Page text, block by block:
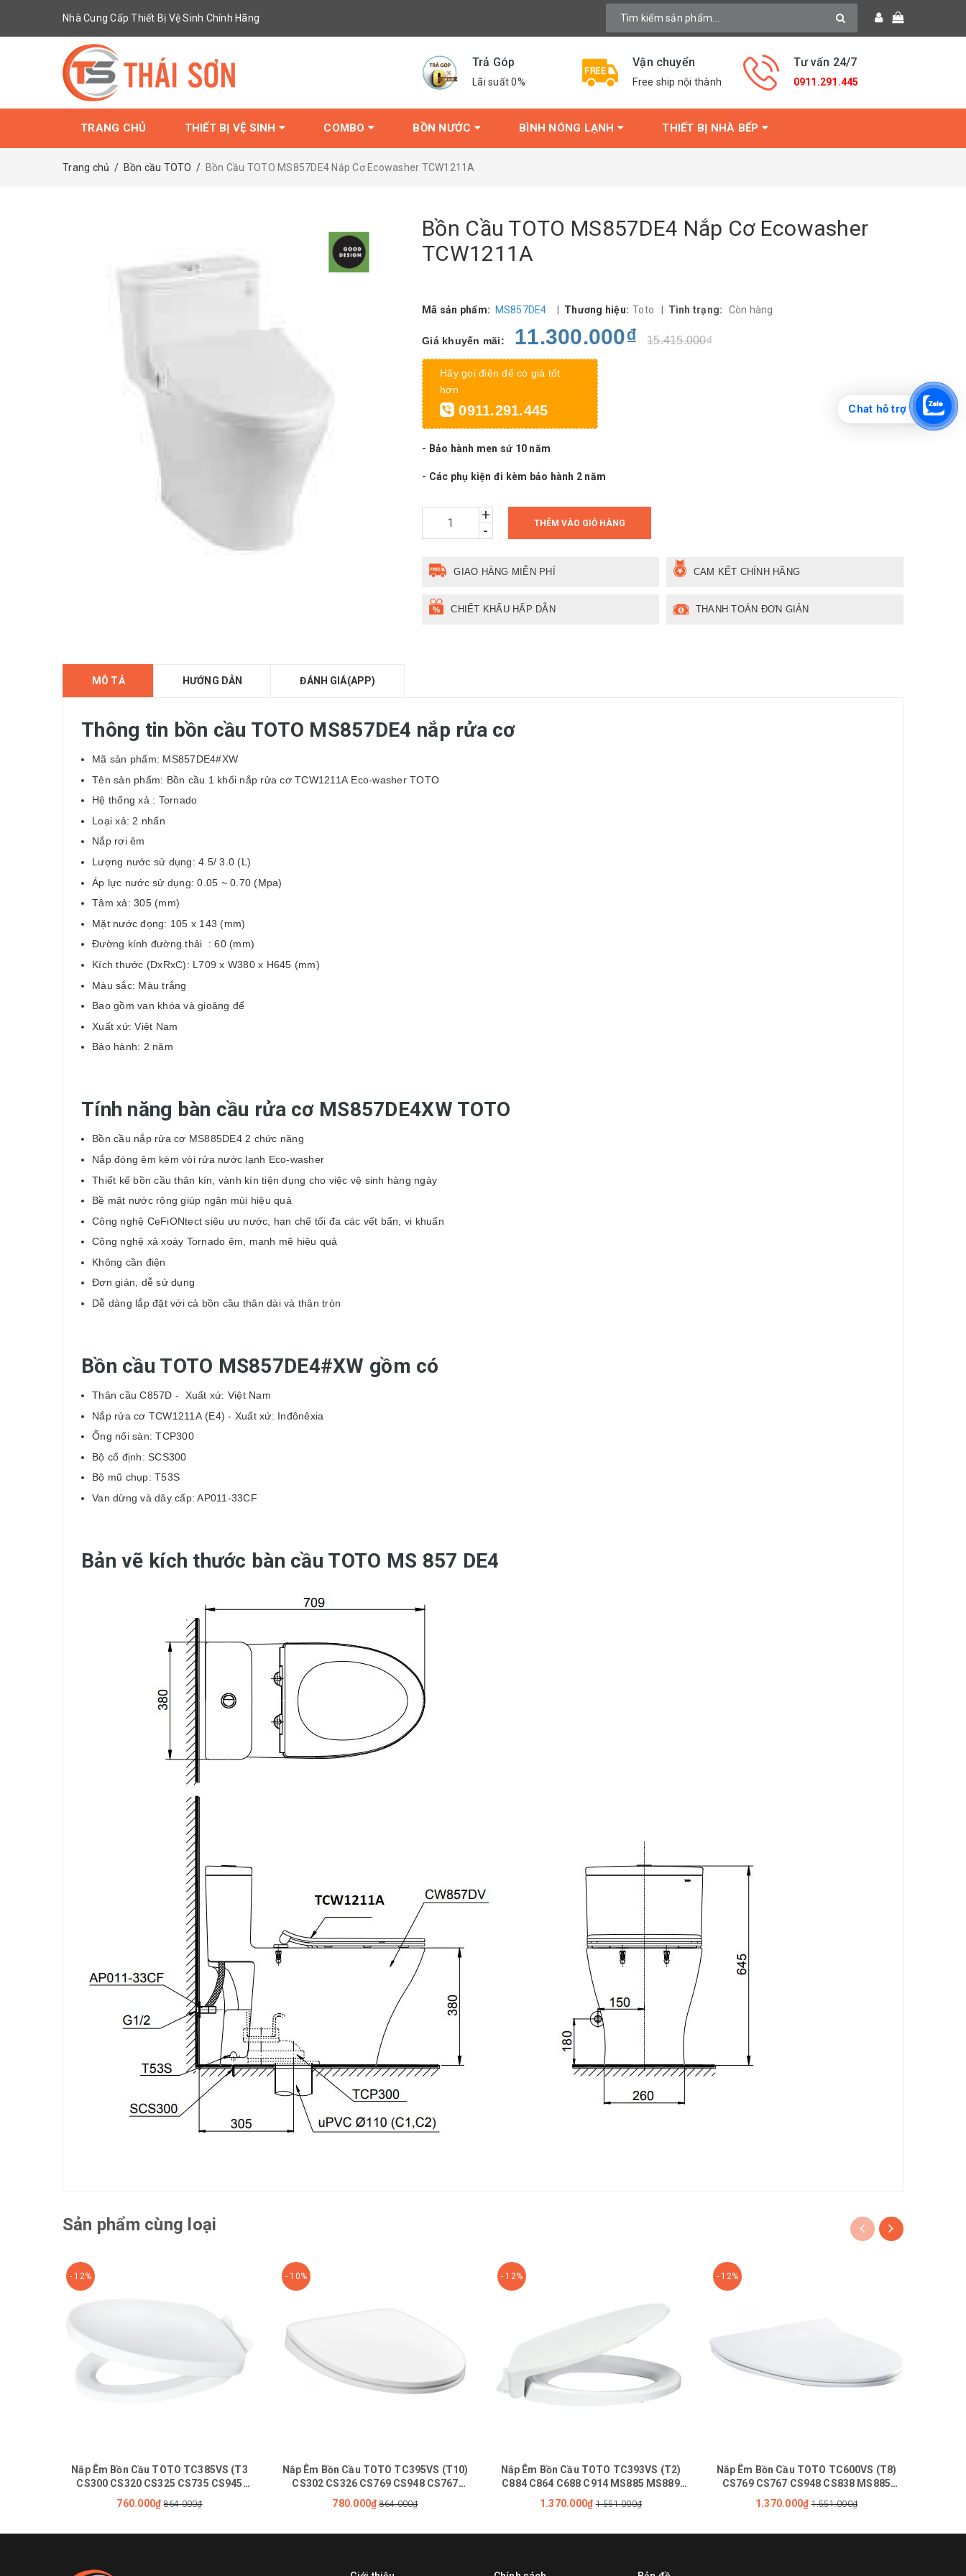
Nhà Cung Cấp Thiết Bị Vệ Sinh Chính Hãng
Trả Góp
Lãi suất 0%
Vận chuyển
Free ship nội thành
Tư vấn 24/7
0911.291.445
TRANG CHỦ THIẾT BỊ VỆ SINH COMBO BỒN NƯỚC BÌNH NÓNG LẠNH THIẾT BỊ NHÀ BẾP
Trang chủ / Bồn cầu TOTO / Bồn Cầu TOTO MS857DE4 Nắp Cơ Ecowasher TCW1211A
Bồn Cầu TOTO MS857DE4 Nắp Cơ Ecowasher
TCW1211A
Mã sản phẩm: MS857DE4 Thương hiệu: Toto Tình trạng: Còn hàng
Giá khuyến mãi: 11.300.000₫ 15.415.000₫
Hãy gọi điện để có giá tốt
hơn
0911.291.445
- Bảo hành men sứ 10 năm
- Các phụ kiện đi kèm bảo hành 2 năm
+
-
THÊM VÀO GIỎ HÀNG
GIAO HÀNG MIỄN PHÍ CAM KẾT CHÍNH HÃNG
CHIẾT KHẤU HẤP DẪN THANH TOÁN ĐƠN GIẢN
MÔ TẢ HƯỚNG DẪN ĐÁNH GIÁ(APP)
Thông tin bồn cầu TOTO MS857DE4 nắp rửa cơ
Mã sản phẩm: MS857DE4#XW
Tên sản phẩm: Bồn cầu 1 khối nắp rửa cơ TCW1211A Eco-washer TOTO
Hệ thống xả : Tornado
Loại xả: 2 nhấn
Nắp rơi êm
Lượng nước sử dụng: 4.5/ 3.0 (L)
Áp lực nước sử dụng: 0.05 ~ 0.70 (Mpa)
Tâm xả: 305 (mm)
Mặt nước đọng: 105 x 143 (mm)
Đường kính đường thải : 60 (mm)
Kích thước (DxRxC): L709 x W380 x H645 (mm)
Màu sắc: Màu trắng
Bao gồm van khóa và gioăng đế
Xuất xứ: Việt Nam
Bảo hành: 2 năm
Tính năng bàn cầu rửa cơ MS857DE4XW TOTO
Bồn cầu nắp rửa cơ MS885DE4 2 chức năng
Nắp đóng êm kèm vòi rửa nước lạnh Eco-washer
Thiết kế bồn cầu thân kín, vành kín tiện dụng cho việc vệ sinh hàng ngày
Bề mặt nước rộng giúp ngăn mùi hiệu quả
Công nghệ CeFiONtect siêu ưu nước, hạn chế tối đa các vết bẩn, vi khuẩn
Công nghệ xả xoáy Tornado êm, mạnh mẽ hiệu quả
Không cần điện
Đơn giản, dễ sử dụng
Dễ dàng lắp đặt với cả bồn cầu thân dài và thân tròn
Bồn cầu TOTO MS857DE4#XW gồm có
Thân cầu C857D - Xuất xứ: Việt Nam
Nắp rửa cơ TCW1211A (E4) - Xuất xứ: Inđônêxia
Ống nối sàn: TCP300
Bộ cố định: SCS300
Bộ mũ chụp: T53S
Van dừng và dây cấp: AP011-33CF
Bản vẽ kích thước bàn cầu TOTO MS 857 DE4
Sản phẩm cùng loại
- 12%
Nắp Êm Bồn Cầu TOTO TC385VS (T3
CS300 CS320 CS325 CS735 CS945
CS818)
760.000₫ 864.000₫
- 10%
Nắp Êm Bồn Cầu TOTO TC395VS (T10)
CS302 CS326 CS769 CS948 CS767
CS838
780.000₫ 864.000₫
- 12%
Nắp Êm Bồn Cầu TOTO TC393VS (T2)
C884 C864 C688 C914 MS885 MS889
MS887MS889
1.370.000₫ 1.551.000₫
- 12%
Nắp Êm Bồn Cầu TOTO TC600VS (T8)
CS769 CS767 CS948 CS838 MS885
MS887 MS889
1.370.000₫ 1.551.000₫
Chat hỗ trợ